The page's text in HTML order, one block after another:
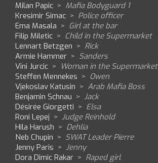
Milan Papic > Mafia Bodyguard 1
Kresimir Simac > Police officer
Ema Masala > Girl at the bar
Filip Miletic > Child in the Supermarket
Lennart Betzgen > Rick
Armie Hammer > Sanders
Vini Jurcic > Woman in the Supermarket
Steffen Mennekes > Owen
Vjekoslav Katusin > Arab Mafia Boss
Benjamin Schnau > Jack
Désirée Giorgetti > Elsa
Roni Lepej > Judge Reinhold
Hila Harush > Dehlia
Neb Chupin > SWAT Leader Pierre
Jenny Paris > Jenny
Dora Dimic Rakar > Raped girl